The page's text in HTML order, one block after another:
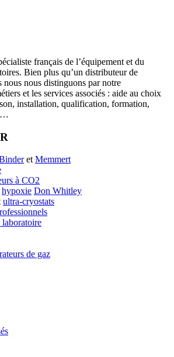
français de l’équipement et du
Bien plus qu’un distributeur de
nous distinguons par notre
et les services associés : aide au choix
installation, qualification, formation,
et Memmert
à CO2
hypoxie Don Whitley
ultra-cryostats
laboratoire
de gaz